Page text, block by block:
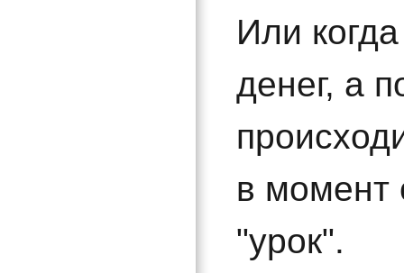
Или
денег, а
в момент
"урок".